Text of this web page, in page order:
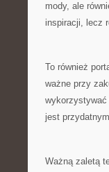
mody, ale
inspiracji, lecz
To również
ważne przy
jest
Ważną zaletą